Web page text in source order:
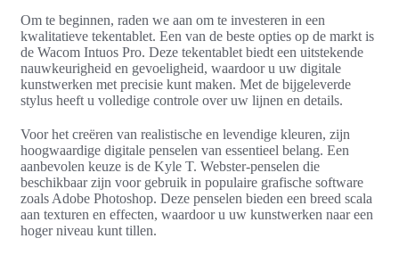
Om te beginnen, raden we aan om te investeren in een
kwalitatieve tekentablet. Een van de beste opties op de markt is
de Wacom Intuos Pro. Deze tekentablet biedt een uitstekende
nauwkeurigheid en gevoeligheid, waardoor u uw digitale
kunstwerken met precisie kunt maken. Met de bijgeleverde
stylus heeft u volledige controle over uw lijnen en details.
Voor het creëren van realistische en levendige kleuren, zijn
hoogwaardige digitale penselen van essentieel belang. Een
aanbevolen keuze is de Kyle T. Webster-penselen die
beschikbaar zijn voor gebruik in populaire grafische software
zoals Adobe Photoshop. Deze penselen bieden een breed scala
aan texturen en effecten, waardoor u uw kunstwerken naar een
hoger niveau kunt tillen.